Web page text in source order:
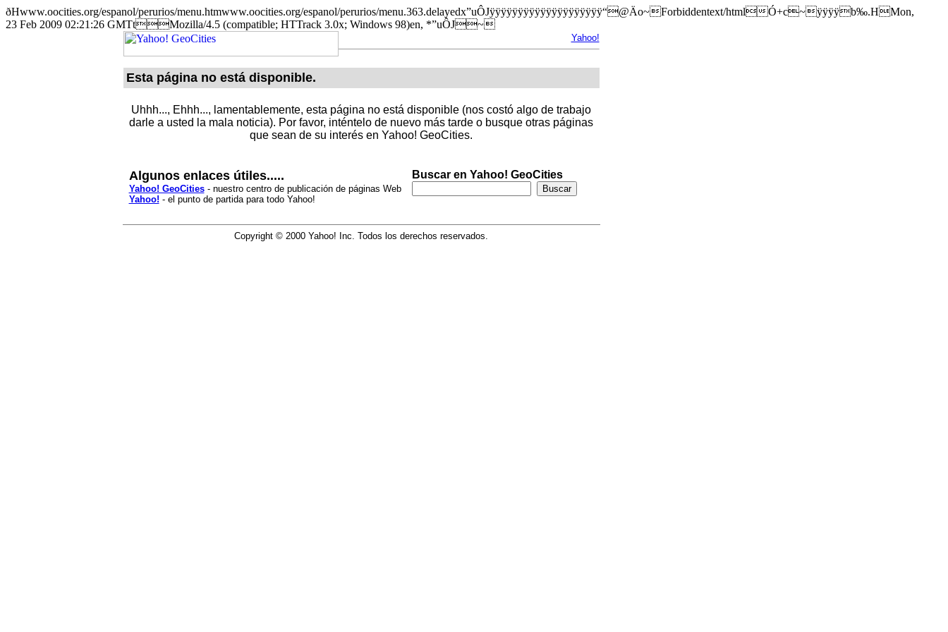
ðHwww.oocities.org/espanol/perurios/menu.htmwww.oocities.org/espanol/perurios/menu.363.delayedx”uÔJÿÿÿÿÿÿÿÿÿÿÿÿÿÿÿÿÿÿÿÿ“@Äo~Forbiddentext/htmlÓ+c~ÿÿÿÿb‰.HMon,
23 Feb 2009 02:21:26 GMTtMozilla/4.5 (compatible; HTTrack 3.0x; Windows 98)en, *”uÔJ~
Yahoo!
Esta página no está disponible.
Uhhh..., Ehhh..., lamentablemente, esta página no está disponible (nos costó algo de trabajo
darle a usted la mala noticia). Por favor, inténtelo de nuevo más tarde o busque otras páginas
que sean de su interés en Yahoo! GeoCities.
Algunos enlaces útiles.....
Yahoo! GeoCities- nuestro centro de publicación de páginas Web
Yahoo! - el punto de partida para todo Yahoo!
Buscar en Yahoo! GeoCities
Copyright © 2000 Yahoo! Inc. Todos los derechos reservados.